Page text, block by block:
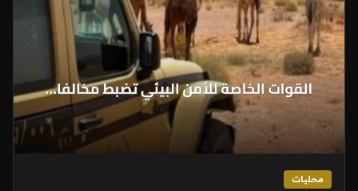
محليات